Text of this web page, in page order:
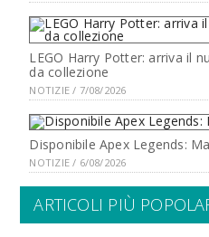
LEGO Harry Potter: arriva il
da collezione
NOTIZIE / 7/08/2026
Disponibile Apex Legends:
NOTIZIE / 6/08/2026
ARTICOLI PIÙ